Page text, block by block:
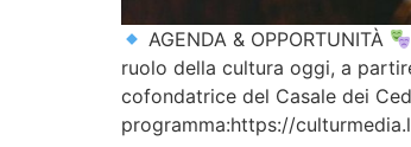
AGENDA & OPPORTUNITÀ
ruolo della cultura oggi, a
cofondatrice del Casale dei
programma:https://